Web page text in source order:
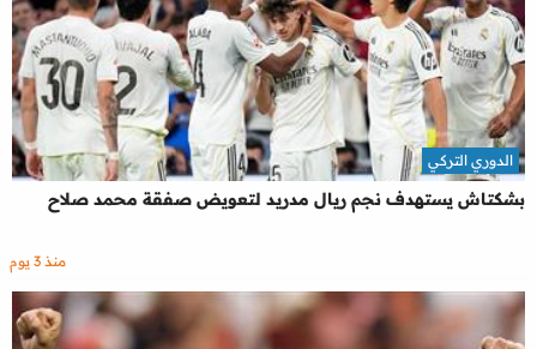
بشكتاش يستهدف نجم ريال مدريد لتعويض صفقة محمد صلاح
الدوري التركي
منذ 3 يوم